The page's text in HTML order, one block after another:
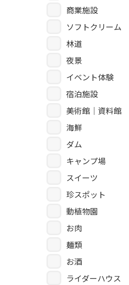
商業施設
ソフトクリーム
林道
夜景
イベント体験
宿泊施設
美術館｜資料館
海鮮
ダム
キャンプ場
スイーツ
珍スポット
動植物園
お肉
麺類
お酒
ライダーハウス